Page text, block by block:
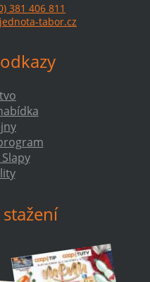
381 406 811
tabor.cz